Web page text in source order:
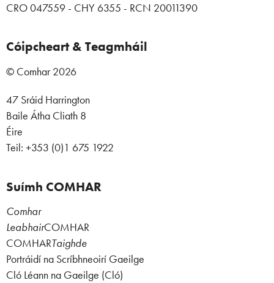
CRO 047559 - CHY 6355 - RCN 20011390
Cóipcheart & Teagmháil
© Comhar 2026
47 Sráid Harrington
Baile Átha Cliath 8
Éire
Teil: +353 (0)1 675 1922
Suímh COMHAR
Comhar
LeabhairCOMHAR
COMHARTaighde
Portráidí na Scríbhneoirí Gaeilge
Cló Léann na Gaeilge (Cló)